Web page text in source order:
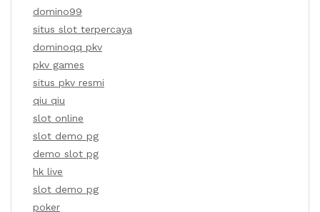
domino99
situs slot terpercaya
dominoqq pkv
pkv games
situs pkv resmi
qiu qiu
slot online
slot demo pg
demo slot pg
hk live
slot demo pg
poker